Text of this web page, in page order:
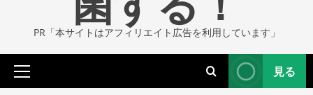
ま
PR「本サイトはアフィリエイト広告を利用しています」
プ
見る